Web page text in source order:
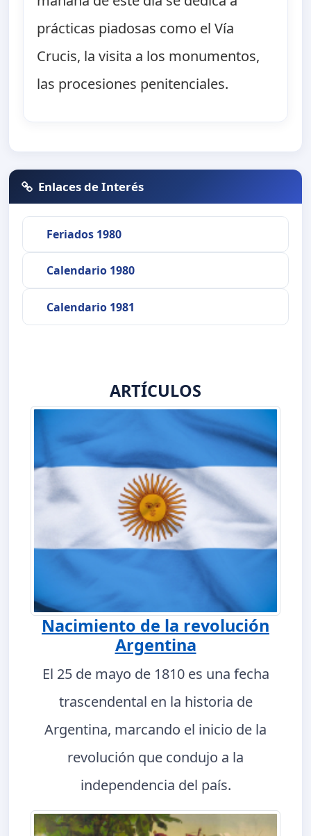
prácticas piadosas como el Vía
Crucis, la visita a los monumentos,
las procesiones penitenciales.
Enlaces de Interés
Feriados 1980
Calendario 1980
Calendario 1981
ARTÍCULOS
Nacimiento de la revolución
Argentina
El 25 de mayo de 1810 es una fecha
trascendental en la historia de
Argentina, marcando el inicio de la
revolución que condujo a la
independencia del país.